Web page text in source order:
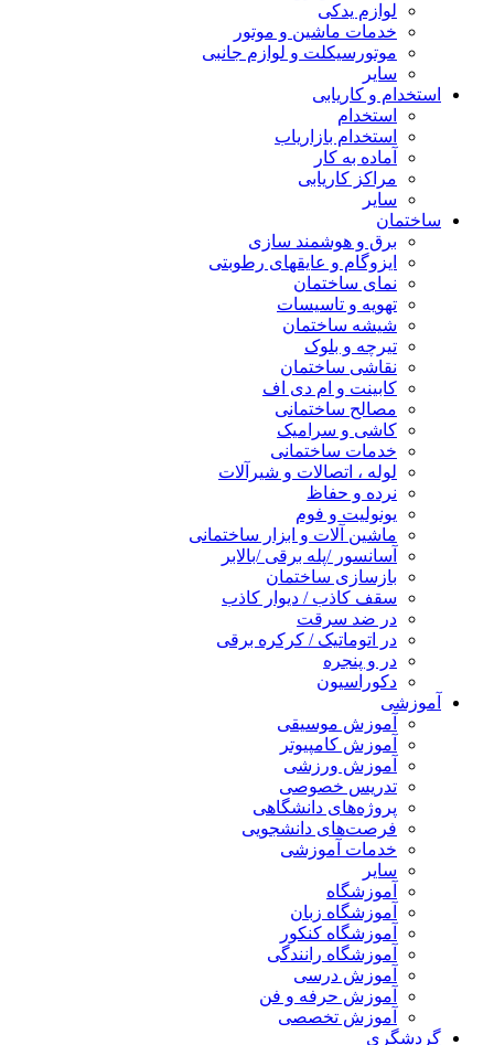
لوازم یدکی
خدمات ماشین و موتور
موتورسیکلت و لوازم جانبی
سایر
استخدام و کاریابی
استخدام
استخدام بازاریاب
آماده به کار
مراکز کاریابی
سایر
ساختمان
برق و هوشمند سازی
ایزوگام و عایقهای رطوبتی
نمای ساختمان
تهویه و تاسیسات
شیشه ساختمان
تیرچه و بلوک
نقاشی ساختمان
کابینت و ام دی اف
مصالح ساختمانی
کاشی و سرامیک
خدمات ساختمانی
لوله ، اتصالات و شیرآلات
نرده و حفاظ
یونولیت و فوم
ماشین آلات و ابزار ساختمانی
آسانسور /پله برقی /بالابر
بازسازی ساختمان
سقف کاذب / دیوار کاذب
در ضد سرقت
در اتوماتیک / کرکره برقی
در و پنجره
دکوراسیون
آموزشی
آموزش موسیقی
آموزش کامپیوتر
آموزش ورزشی
تدریس خصوصی
پروژه‌های دانشگاهی
فرصت‌های دانشجویی
خدمات آموزشی
سایر
آموزشگاه
آموزشگاه زبان
آموزشگاه کنکور
آموزشگاه رانندگی
آموزش درسی
آموزش حرفه و فن
آموزش تخصصی
گردشگری